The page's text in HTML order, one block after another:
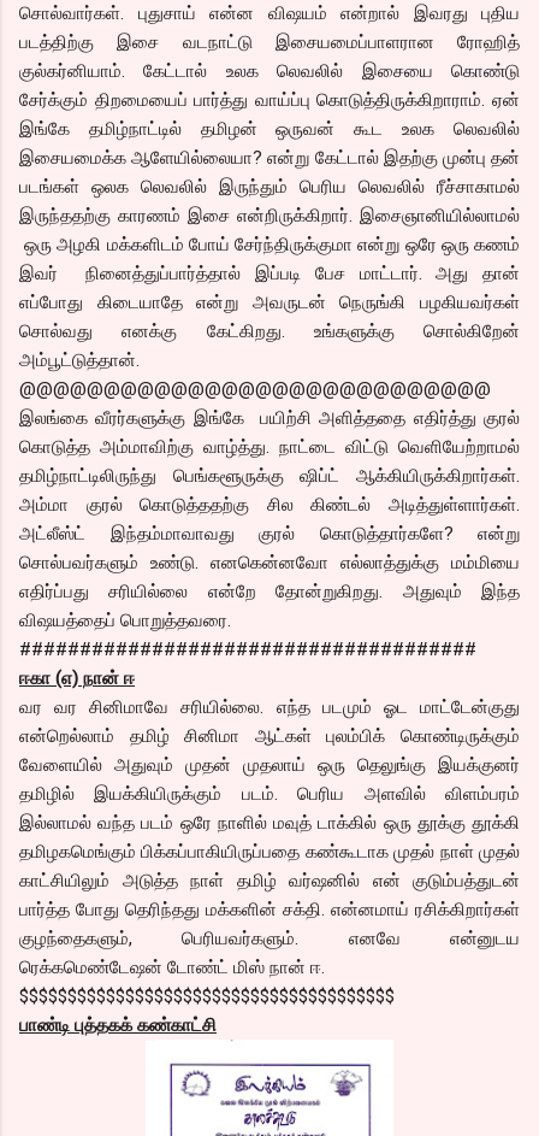
சொல்வார்கள். புதுசாய் என்ன விஷயம் என்றால் இவரது புதிய
படத்திற்கு இசை வடநாட்டு இசையமைப்பாளரான ரோஹித்
குல்கர்னியாம். கேட்டால் உலக லெவலில் இசையை கொண்டு
சேர்க்கும் திறமையைப் பார்த்து வாய்ப்பு கொடுத்திருக்கிறாராம். ஏன்
இங்கே தமிழ்நாட்டில் தமிழன் ஒருவன் கூட உலக லெவலில்
இசையமைக்க ஆளேயில்லையா? என்று கேட்டால் இதற்கு முன்பு தன்
படங்கள் ஒலக லெவலில் இருந்தும் பெரிய லெவலில் ரீச்சாகாமல்
இருந்ததற்கு காரணம் இசை என்றிருக்கிறார். இசைஞானியில்லாமல்
ஒரு அழகி மக்களிடம் போய் சேர்ந்திருக்குமா என்று ஒரே ஒரு கணம்
இவர் நினைத்துப்பார்த்தால் இப்படி பேச மாட்டார். அது தான்
எப்போது கிடையாதே என்று அவருடன் நெருங்கி பழகியவர்கள்
சொல்வது எனக்கு கேட்கிறது. உங்களுக்கு சொல்கிறேன்
அம்பூட்டுத்தான்.
@@@@@@@@@@@@@@@@@@@@@@@@@@@@
இலங்கை வீரர்களுக்கு இங்கே பயிற்சி அளித்ததை எதிர்த்து குரல்
கொடுத்த அம்மாவிற்கு வாழ்த்து. நாட்டை விட்டு வெளியேற்றாமல்
தமிழ்நாட்டிலிருந்து பெங்களூருக்கு ஷிப்ட் ஆக்கியிருக்கிறார்கள்.
அம்மா குரல் கொடுத்ததற்கு சில கிண்டல் அடித்துள்ளார்கள்.
அட்லீஸ்ட் இந்தம்மாவாவது குரல் கொடுத்தார்களே? என்று
சொல்பவர்களும் உண்டு. எனகென்னவோ எல்லாத்துக்கு மம்மியை
எதிர்ப்பது சரியில்லை என்றே தோன்றுகிறது. அதுவும் இந்த
விஷயத்தைப் பொறுத்தவரை.
######################################
ஈகா (எ) நான் ஈ
வர வர சினிமாவே சரியில்லை. எந்த படமும் ஓட மாட்டேன்குது
என்றெல்லாம் தமிழ் சினிமா ஆட்கள் புலம்பிக் கொண்டிருக்கும்
வேளையில் அதுவும் முதன் முதலாய் ஒரு தெலுங்கு இயக்குனர்
தமிழில் இயக்கியிருக்கும் படம். பெரிய அளவில் விளம்பரம்
இல்லாமல் வந்த படம் ஒரே நாளில் மவுத் டாக்கில் ஒரு தூக்கு தூக்கி
தமிழகமெங்கும் பிக்கப்பாகியிருப்பதை கண்கூடாக முதல் நாள் முதல்
காட்சியிலும் அடுத்த நாள் தமிழ் வர்ஷனில் என் குடும்பத்துடன்
பார்த்த போது தெரிந்தது மக்களின் சக்தி. என்னமாய் ரசிக்கிறார்கள்
குழந்தைகளும், பெரியவர்களும். எனவே என்னுடய
ரெக்கமெண்டேஷன் டோண்ட் மிஸ் நான் ஈ.
$$$$$$$$$$$$$$$$$$$$$$$$$$$$$$$$$$$$$$$
பாண்டி புத்தகக் கண்காட்சி